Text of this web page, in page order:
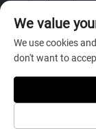
Upphovsrätt ©
Equipment Co.,
We value
We use cookies
don't want to